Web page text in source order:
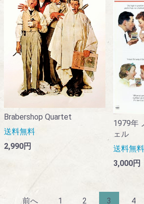
Brabershop Quartet
送料無料
2,990円
1979年
ェル
送料無料
3,000円
前へ 1 2 3 4